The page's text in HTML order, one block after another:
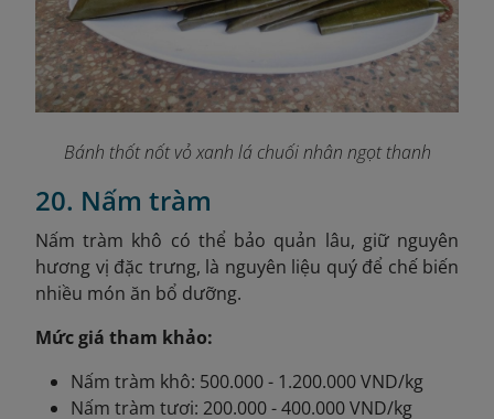
Bánh thốt nốt vỏ xanh lá chuối nhân ngọt thanh
20. Nấm tràm
Nấm tràm khô có thể bảo quản lâu, giữ nguyên
hương vị đặc trưng, là nguyên liệu quý để chế biến
nhiều món ăn bổ dưỡng.
Mức giá tham khảo:
Nấm tràm khô: 500.000 - 1.200.000 VND/kg
Nấm tràm tươi: 200.000 - 400.000 VND/kg